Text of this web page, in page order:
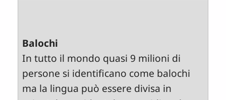
Balochi
In tutto il mondo quasi 9 milioni di
persone si identificano come balochi
ma la lingua può essere divisa in